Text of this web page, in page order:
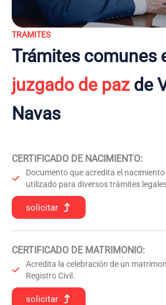
TRAMITES
Trámites comunes
juzgado de pazde
Navas
CERTIFICADO DE NACIMIENTO:
Documento que acredita el
utilizado para diversos trámites
solicitar
CERTIFICADO DE MATRIMONIO:
Acredita la celebración de un
Registro Civil.
solicitar